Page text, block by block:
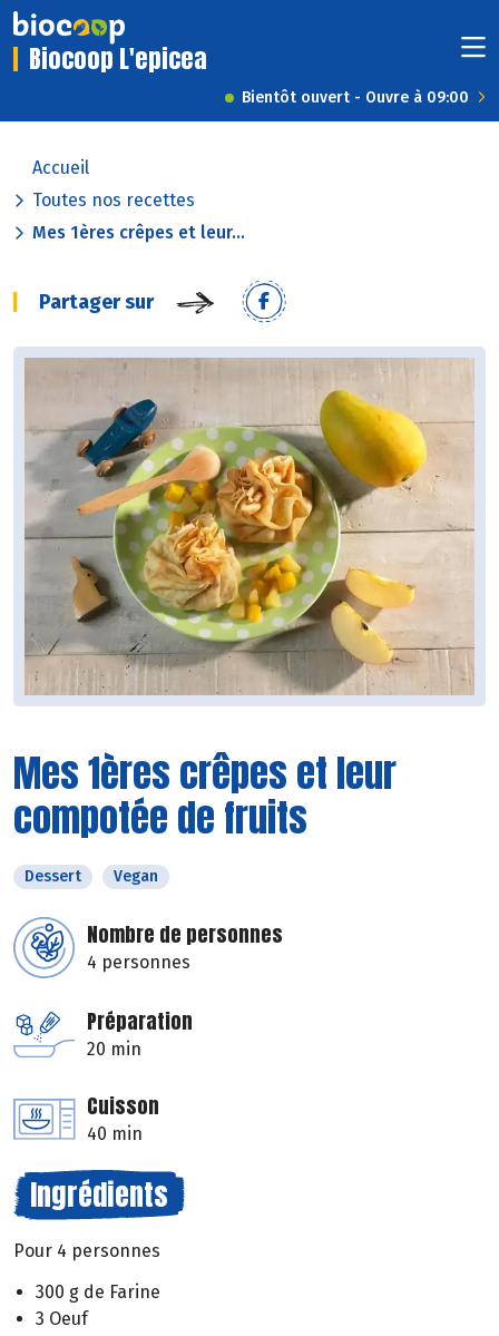
Biocoop L'epicea
Bientôt ouvert - Ouvre à 09:00
Accueil
Toutes nos recettes
Mes 1ères crêpes et leur...
Partager sur
Mes 1ères crêpes et leur
compotée de fruits
Dessert Vegan
Nombre de personnes
4 personnes
Préparation
20 min
Cuisson
40 min
Ingrédients
Pour 4 personnes
300 g de Farine
3 Oeuf